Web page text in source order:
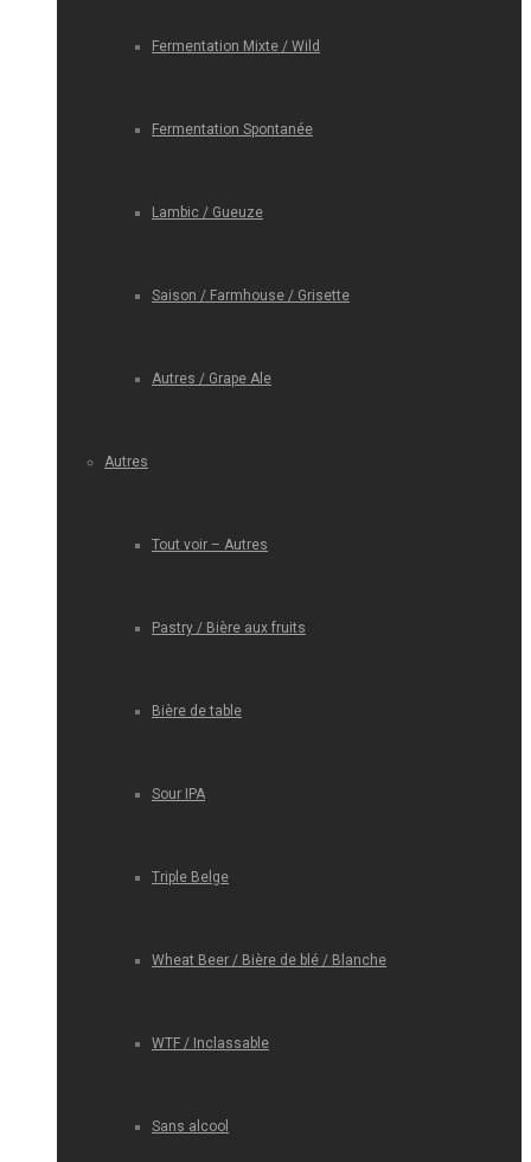
Fermentation Mixte / Wild
Fermentation Spontanée
Lambic / Gueuze
Saison / Farmhouse / Grisette
Autres / Grape Ale
Autres
Tout voir – Autres
Pastry / Bière aux fruits
Bière de table
Sour IPA
Triple Belge
Wheat Beer / Bière de blé / Blanche
WTF / Inclassable
Sans alcool